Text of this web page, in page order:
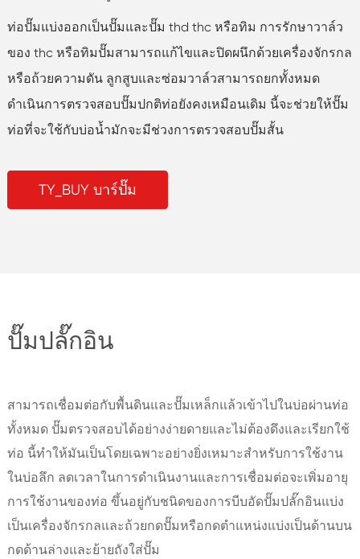
ท่อปั๊มแบ่งออกเป็นปั๊มและปั๊ม thd thc หรือทิม การรักษาวาล์ว
ของ thc หรือทิมปั๊มสามารถแก้ไขและปิดผนึกด้วยเครื่องจักรกล
หรือถ้วยความดัน ลูกสูบและซ่อมวาล์วสามารถยกทั้งหมด
ดำเนินการตรวจสอบปั๊มปกติท่อยังคงเหมือนเดิม นี้จะช่วยให้ปั๊ม
ท่อที่จะใช้กับบ่อน้ำมักจะมีช่วงการตรวจสอบปั๊มสั้น
TY_BUY บาร์ปั๊ม
ปั๊มปลั๊กอิน
สามารถเชื่อมต่อกับพื้นดินและปั๊มเหล็กแล้วเข้าไปในบ่อผ่านท่อ
ทั้งหมด ปั๊มตรวจสอบได้อย่างง่ายดายและไม่ต้องดึงและเรียกใช้
ท่อ นี้ทำให้มันเป็นโดยเฉพาะอย่างยิ่งเหมาะสำหรับการใช้งาน
ในบ่อลึก ลดเวลาในการดำเนินงานและการเชื่อมต่อจะเพิ่มอายุ
การใช้งานของท่อ ขึ้นอยู่กับชนิดของการบีบอัดปั๊มปลั๊กอินแบ่ง
เป็นเครื่องจักรกลและถ้วยกดปั๊มหรือกดตำแหน่งแบ่งเป็นด้านบน
กดด้านล่างและย้ายถังใส่ปั๊ม